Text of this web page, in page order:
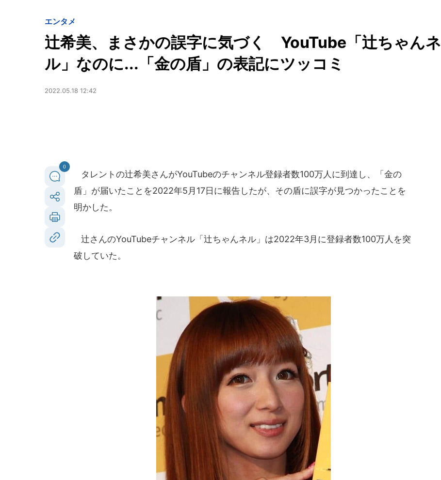
エンタメ
辻希美、まさかの誤字に気づく YouTube「辻ちゃんネ
ル」なのに...「金の盾」の表記にツッコミ
2022.05.18 12:42
0
タレントの辻希美さんがYouTubeのチャンネル登録者数100万人に到達し、「金の
盾」が届いたことを2022年5月17日に報告したが、その盾に誤字が見つかったことを
明かした。
辻さんのYouTubeチャンネル「辻ちゃんネル」は2022年3月に登録者数100万人を突
破していた。